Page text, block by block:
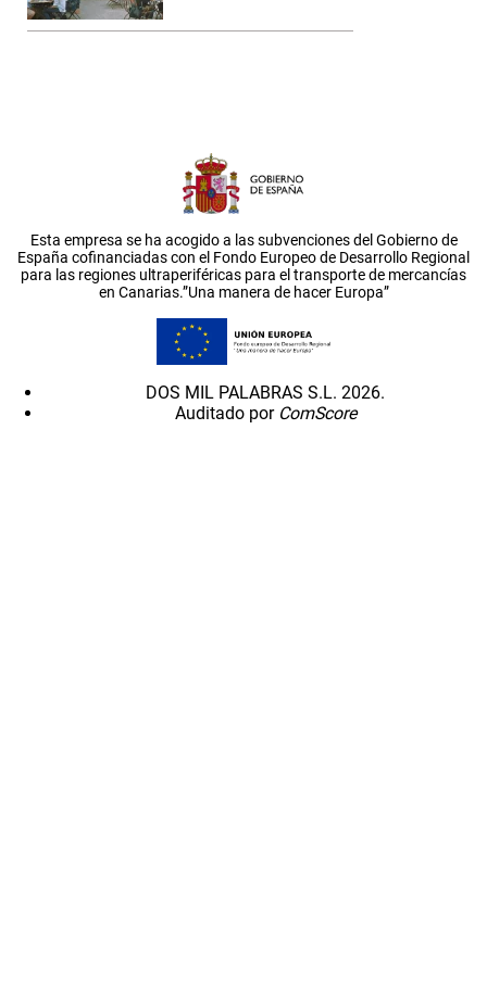
Esta empresa se ha acogido a las subvenciones del Gobierno de
España cofinanciadas con el Fondo Europeo de Desarrollo Regional
para las regiones ultraperiféricas para el transporte de mercancías
en Canarias.”Una manera de hacer Europa”
DOS MIL PALABRAS S.L. 2026.
Auditado por ComScore